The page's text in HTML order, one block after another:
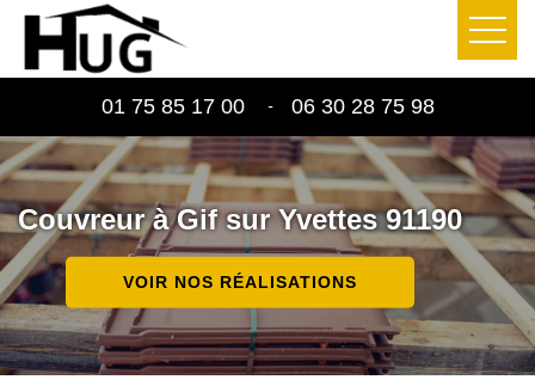
01 75 85 17 00 - 06 30 28 75 98
Couvreur à Gif sur Yvettes 91190
VOIR NOS RÉALISATIONS